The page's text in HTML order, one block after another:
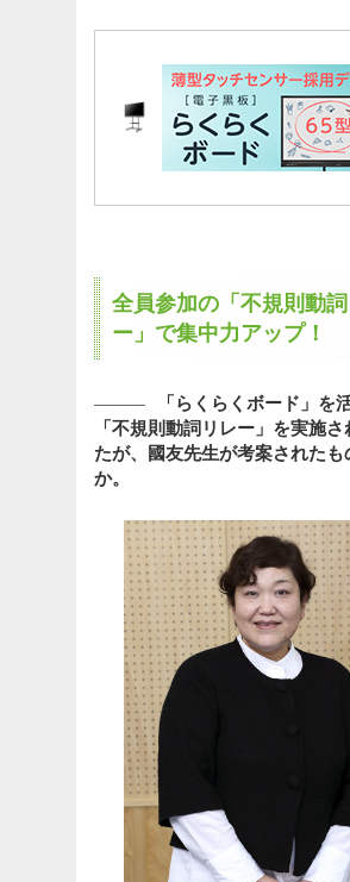
全員参加の「不規則動
ー」で集中力アップ！
「らくらくボード」を
「不規則動詞リレー」を実施
たが、國友先生が考案されたも
か。